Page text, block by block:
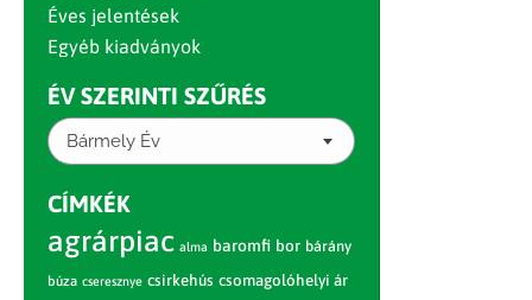
Éves jelentések
Egyéb kiadványok
ÉV SZERINTI SZŰRÉS
Bármely Év
CÍMKÉK
agrárpiac alma baromfi bor bárány
búza cseresznye csirkehús csomagolóhelyi ár